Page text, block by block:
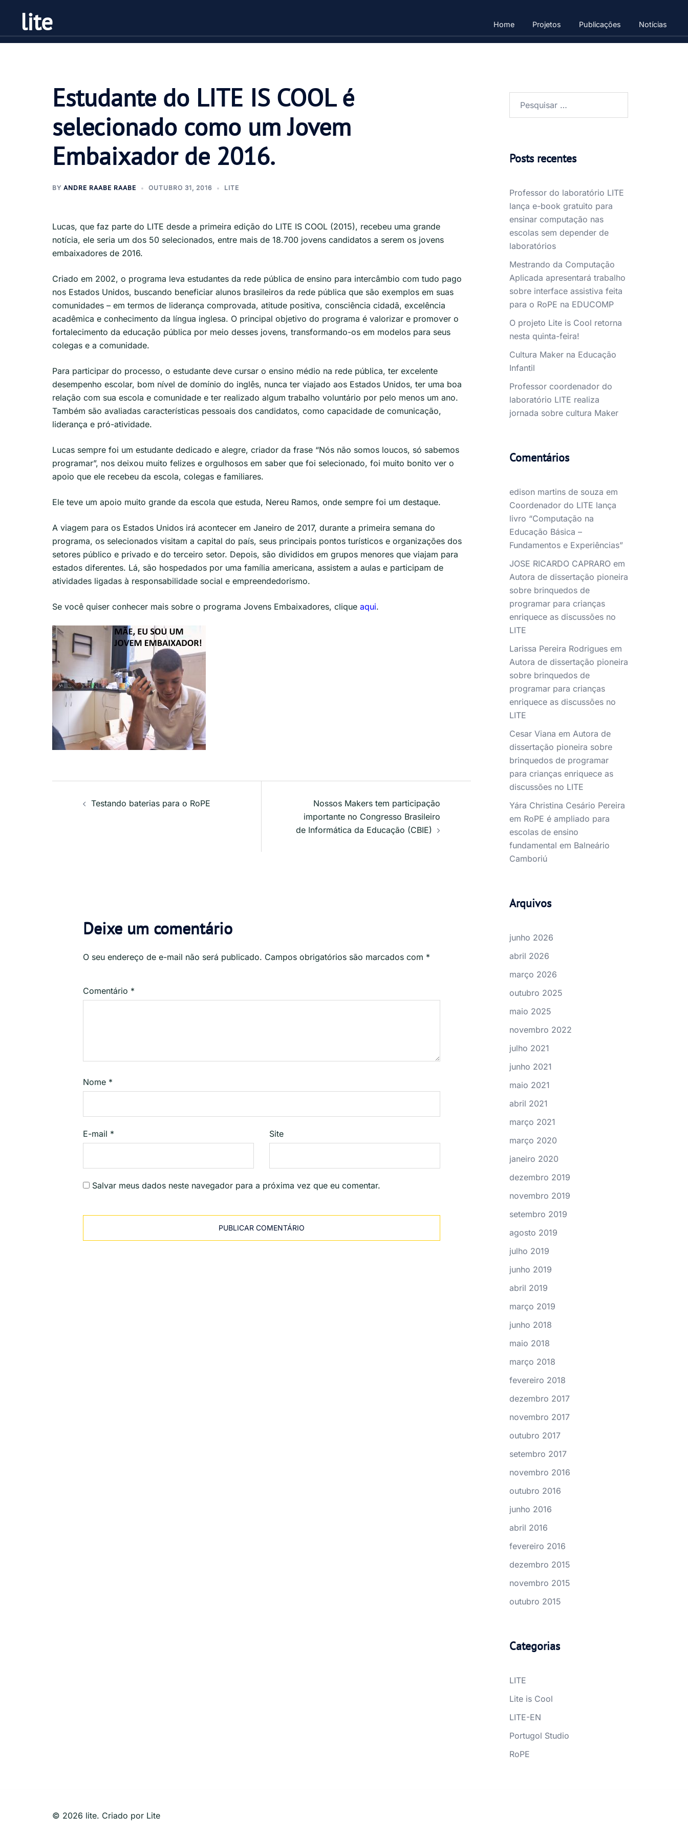
conteúdo
lite Home Projetos Publicações Notícias
Estudante do LITE IS COOL é
selecionado como um Jovem
Embaixador de 2016.
BY ANDRE RAABE RAABE OUTUBRO 31, 2016 LITE
Lucas, que faz parte do LITE desde a primeira edição do LITE IS COOL (2015), recebeu uma grande
notícia, ele seria um dos 50 selecionados, entre mais de 18.700 jovens candidatos a serem os jovens
embaixadores de 2016.
Criado em 2002, o programa leva estudantes da rede pública de ensino para intercâmbio com tudo pago
nos Estados Unidos, buscando beneficiar alunos brasileiros da rede pública que são exemplos em suas
comunidades – em termos de liderança comprovada, atitude positiva, consciência cidadã, excelência
acadêmica e conhecimento da língua inglesa. O principal objetivo do programa é valorizar e promover o
fortalecimento da educação pública por meio desses jovens, transformando-os em modelos para seus
colegas e a comunidade.
Para participar do processo, o estudante deve cursar o ensino médio na rede pública, ter excelente
desempenho escolar, bom nível de domínio do inglês, nunca ter viajado aos Estados Unidos, ter uma boa
relação com sua escola e comunidade e ter realizado algum trabalho voluntário por pelo menos um ano.
Também são avaliadas características pessoais dos candidatos, como capacidade de comunicação,
liderança e pró-atividade.
Lucas sempre foi um estudante dedicado e alegre, criador da frase “Nós não somos loucos, só sabemos
programar”, nos deixou muito felizes e orgulhosos em saber que foi selecionado, foi muito bonito ver o
apoio que ele recebeu da escola, colegas e familiares.
Ele teve um apoio muito grande da escola que estuda, Nereu Ramos, onde sempre foi um destaque.
A viagem para os Estados Unidos irá acontecer em Janeiro de 2017, durante a primeira semana do
programa, os selecionados visitam a capital do país, seus principais pontos turísticos e organizações dos
setores público e privado e do terceiro setor. Depois, são divididos em grupos menores que viajam para
estados diferentes. Lá, são hospedados por uma família americana, assistem a aulas e participam de
atividades ligadas à responsabilidade social e empreendedorismo.
Se você quiser conhecer mais sobre o programa Jovens Embaixadores, clique aqui.
Navegação
Testando baterias para o RoPE
Nossos Makers tem participação
importante no Congresso Brasileiro
de Informática da Educação (CBIE)
Deixe um comentário
O seu endereço de e-mail não será publicado. Campos obrigatórios são marcados com *
Comentário *
Nome *
E-mail * Site
Salvar meus dados neste navegador para a próxima vez que eu comentar.
Posts recentes
Professor do laboratório LITE
lança e-book gratuito para
ensinar computação nas
escolas sem depender de
laboratórios
Mestrando da Computação
Aplicada apresentará trabalho
sobre interface assistiva feita
para o RoPE na EDUCOMP
O projeto Lite is Cool retorna
nesta quinta-feira!
Cultura Maker na Educação
Infantil
Professor coordenador do
laboratório LITE realiza
jornada sobre cultura Maker
Comentários
edison martins de souza em
Coordenador do LITE lança
livro “Computação na
Educação Básica –
Fundamentos e Experiências”
JOSE RICARDO CAPRAROem
Autora de dissertação pioneira
sobre brinquedos de
programar para crianças
enriquece as discussões no
LITE
Larissa Pereira Rodriguesem
Autora de dissertação pioneira
sobre brinquedos de
programar para crianças
enriquece as discussões no
LITE
Cesar Viana em Autora de
dissertação pioneira sobre
brinquedos de programar
para crianças enriquece as
discussões no LITE
Yára Christina Cesário Pereira
em RoPE é ampliado para
escolas de ensino
fundamental em Balneário
Camboriú
Arquivos
junho 2026
abril 2026
março 2026
outubro 2025
maio 2025
novembro 2022
julho 2021
junho 2021
maio 2021
abril 2021
março 2021
março 2020
janeiro 2020
dezembro 2019
novembro 2019
setembro 2019
agosto 2019
julho 2019
junho 2019
abril 2019
março 2019
junho 2018
maio 2018
março 2018
fevereiro 2018
dezembro 2017
novembro 2017
outubro 2017
setembro 2017
novembro 2016
outubro 2016
junho 2016
abril 2016
fevereiro 2016
dezembro 2015
novembro 2015
outubro 2015
Categorias
LITE
Lite is Cool
LITE-EN
Portugol Studio
RoPE
© 2026 lite. Criado por Lite